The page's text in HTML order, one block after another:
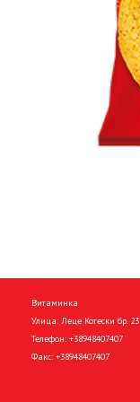
Витаминка
Улица: Леце Котески бр. 23
Телефон: +38948407407
Факс: +38948407407